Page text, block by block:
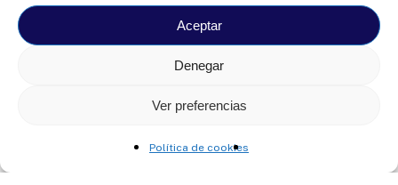
Aceptar
Denegar
Ver preferencias
Política de cookies